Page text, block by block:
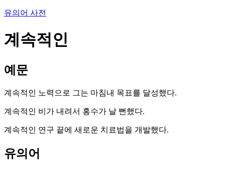
유의어 사전
계속적인
예문
계속적인 노력으로 그는 마침내 목표를 달성했다.
계속적인 비가 내려서 홍수가 날 뻔했다.
계속적인 연구 끝에 새로운 치료법을 개발했다.
유의어